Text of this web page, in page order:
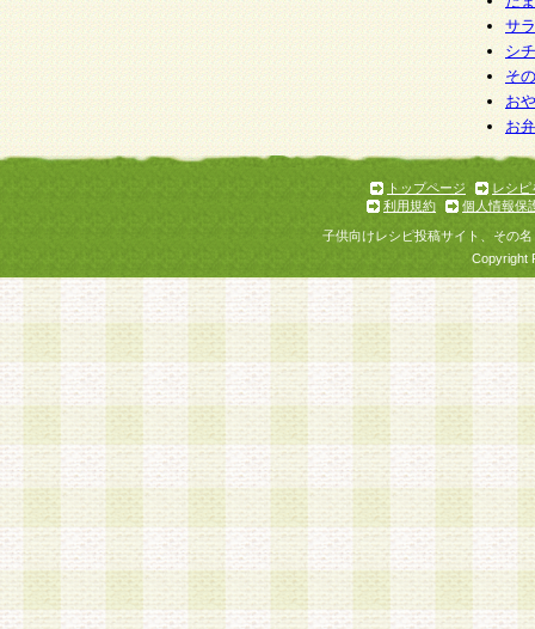
サ
シ
そ
お
お
トップページ
レシピ
利用規約
個人情報保
子供向けレシピ投稿サイト、その
Copyright